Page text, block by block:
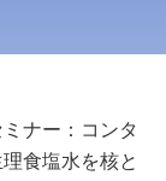
ナー：コンタ
食塩水を核と